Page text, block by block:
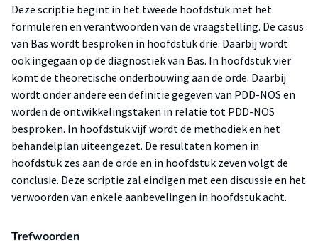
Deze scriptie begint in het tweede hoofdstuk met het
formuleren en verantwoorden van de vraagstelling. De casus
van Bas wordt besproken in hoofdstuk drie. Daarbij wordt
ook ingegaan op de diagnostiek van Bas. In hoofdstuk vier
komt de theoretische onderbouwing aan de orde. Daarbij
wordt onder andere een definitie gegeven van PDD-NOS en
worden de ontwikkelingstaken in relatie tot PDD-NOS
besproken. In hoofdstuk vijf wordt de methodiek en het
behandelplan uiteengezet. De resultaten komen in
hoofdstuk zes aan de orde en in hoofdstuk zeven volgt de
conclusie. Deze scriptie zal eindigen met een discussie en het
verwoorden van enkele aanbevelingen in hoofdstuk acht.
Trefwoorden